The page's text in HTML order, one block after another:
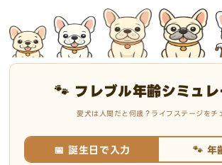
🐾 フレブル年齢シミュレ
愛犬は人間だと何歳？ライフステージをチ
📅 誕生日で入力 🐾 年